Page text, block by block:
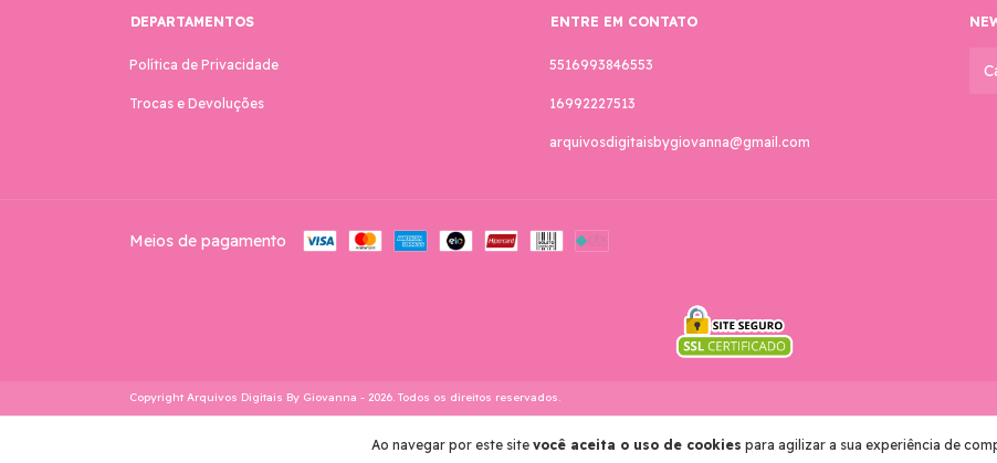
Ao navegar por este site você aceita o uso de cookies para agilizar a sua experiência de
DEPARTAMENTOS
Política de Privacidade
Trocas e Devoluções
ENTRE EM CONTATO
5516993846553
16992227513
arquivosdigitaisbygiovanna@gmail.com
Meios de pagamento
Copyright Arquivos Digitais By Giovanna - 2026. Todos os direitos reservados.